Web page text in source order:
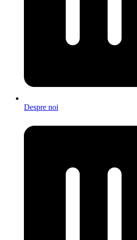
Despre noi